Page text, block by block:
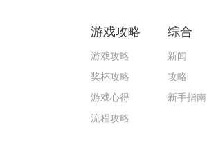
游戏攻略
游戏攻略
奖杯攻略
游戏心得
流程攻略
综合
新闻
攻略
新手指南